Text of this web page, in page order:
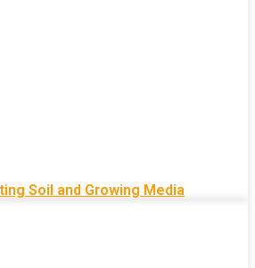
Soil and Growing Media